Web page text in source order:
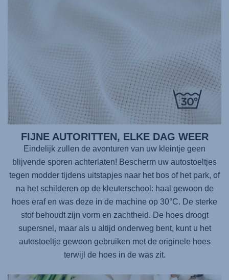
FIJNE AUTORITTEN, ELKE DAG WEER
Eindelijk zullen de avonturen van uw kleintje geen
blijvende sporen achterlaten! Bescherm uw autostoeltjes
tegen modder tijdens uitstapjes naar het bos of het park, of
na het schilderen op de kleuterschool: haal gewoon de
hoes eraf en was deze in de machine op 30°C. De sterke
stof behoudt zijn vorm en zachtheid. De hoes droogt
supersnel, maar als u altijd onderweg bent, kunt u het
autostoeltje gewoon gebruiken met de originele hoes
terwijl de hoes in de was zit.